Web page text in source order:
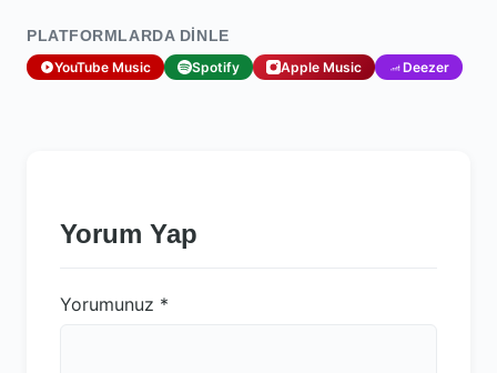
PLATFORMLARDA DINLE
YouTube Music Spotify Apple Music Deezer
Yorum Yap
Yorumunuz *